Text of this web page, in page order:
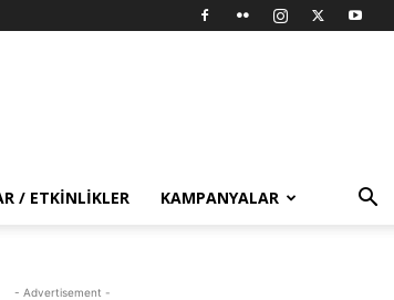
/ ETKINLIKLER KAMPANYALAR
- Advertisement -